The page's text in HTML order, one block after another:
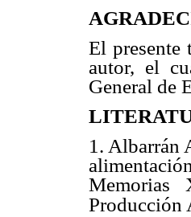
El presente
autor, el
General de
1. Albarrán
Producción